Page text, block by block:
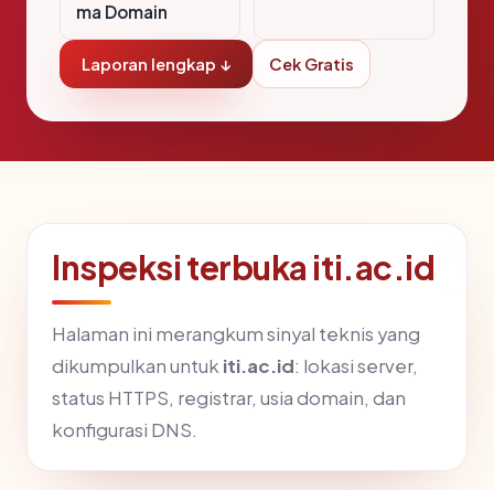
ma Domain
Laporan lengkap ↓ Cek Gratis
Inspeksi terbuka iti.ac.id
Halaman ini merangkum sinyal teknis yang
dikumpulkan untukiti.ac.id: lokasi server,
status HTTPS, registrar, usia domain, dan
konfigurasi DNS.